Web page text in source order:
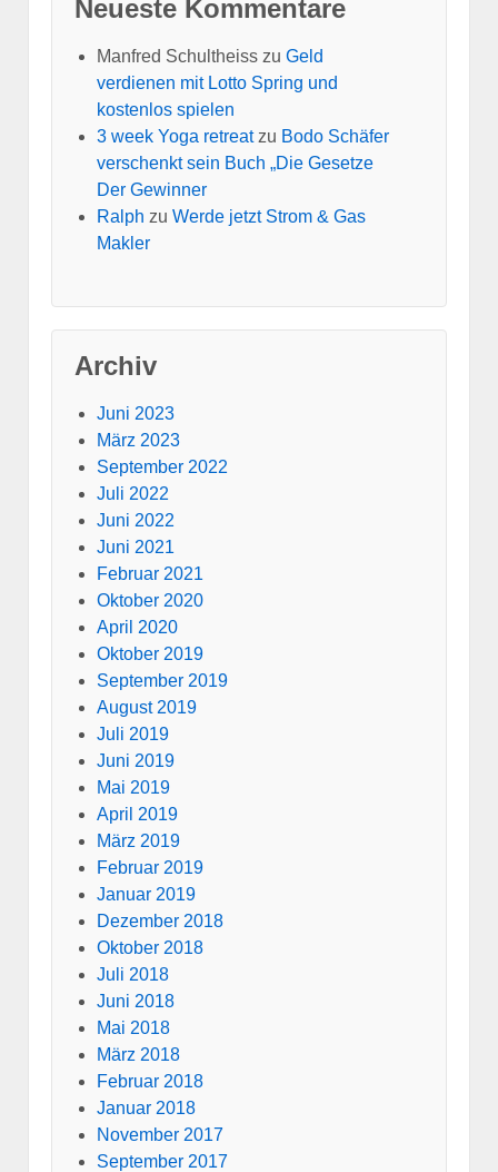
Neueste Kommentare
Manfred Schultheiss zu Geld
verdienen mit Lotto Spring und
kostenlos spielen
3 week Yoga retreatzu Bodo Schäfer
verschenkt sein Buch „Die Gesetze
Der Gewinner
Ralph zu Werde jetzt Strom & Gas
Makler
Archiv
Juni 2023
März 2023
September 2022
Juli 2022
Juni 2022
Juni 2021
Februar 2021
Oktober 2020
April 2020
Oktober 2019
September 2019
August 2019
Juli 2019
Juni 2019
Mai 2019
April 2019
März 2019
Februar 2019
Januar 2019
Dezember 2018
Oktober 2018
Juli 2018
Juni 2018
Mai 2018
März 2018
Februar 2018
Januar 2018
November 2017
September 2017